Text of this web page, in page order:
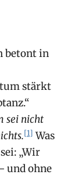
betont in
stärkt
sei nicht
[1] Was
„Wir
und ohne